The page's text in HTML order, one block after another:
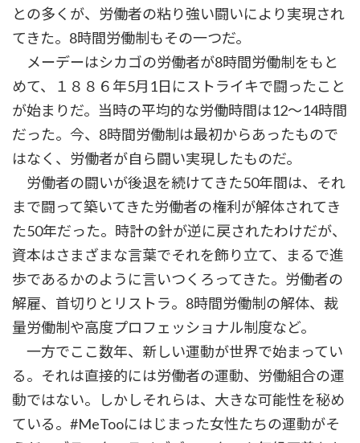
との多くが、労働者の粘り強い闘いにより実現され
てきた。8時間労働制もその一つだ。
メーデーはシカゴの労働者が8時間労働制をもと
めて、１８８６年5月1日にストライキで闘ったこと
が始まりだ。当時の平均的な労働時間は12～14時間
だった。今、8時間労働制は最初からあったもので
はなく、労働者が自ら闘い実現したものだ。
労働者の闘いが後退を続けてきた50年間は、それ
まで闘って築いてきた労働者の権利が解体されてき
た50年だった。時計の針が逆に戻されたわけだが、
資本はさまざまな言葉でそれを飾り立て、まるで進
歩であるかのように言いつくろってきた。労働者の
解雇、首切りとリストラ。8時間労働制の解体、裁
量労働制や高度プロフェッショナル制度など。
一方でここ数年、新しい運動が世界で始まってい
る。それは直接的には労働者の運動、労働組合の運
動ではない。しかしそれらは、大きな可能性を秘め
ている。#MeTooにはじまった女性たちの運動がそ